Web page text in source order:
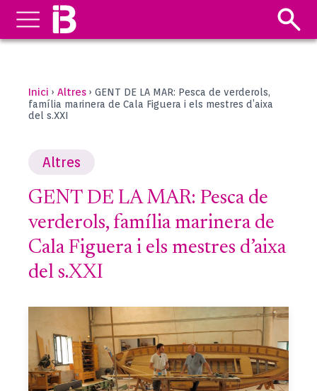
Inici › Altres › GENT DE LA MAR: Pesca de verderols,
família marinera de Cala Figuera i els mestres d’aixa
del s.XXI
Altres
GENT DE LA MAR: Pesca de
verderols, família marinera de
Cala Figuera i els mestres d’aixa
del s.XXI